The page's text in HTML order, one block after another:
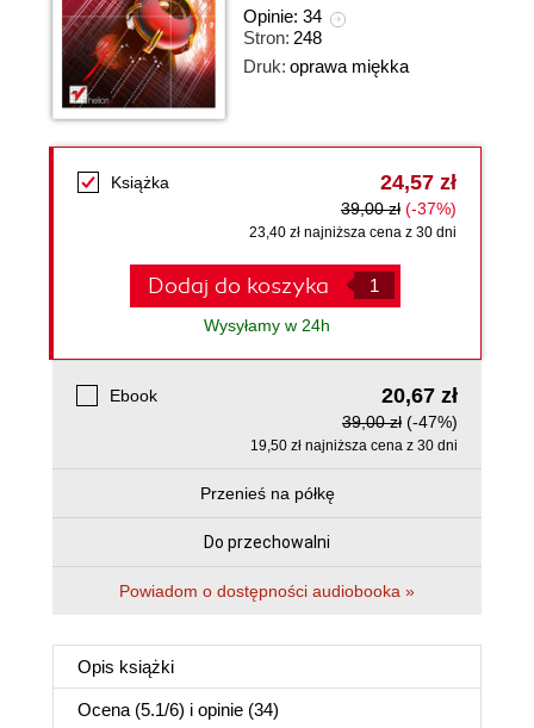
Opinie: 34
Stron: 248
Druk: oprawa miękka
Książka 24,57 zł
39,00 zł (-37%)
23,40 zł najniższa cena z 30 dni
Dodaj do koszyka
Wysyłamy w 24h
Ebook 20,67 zł
39,00 zł (-47%)
19,50 zł najniższa cena z 30 dni
Przenieś na półkę
Do przechowalni
Powiadom o dostępności audiobooka »
Opis książki
Ocena (5.1/6) i opinie (34)